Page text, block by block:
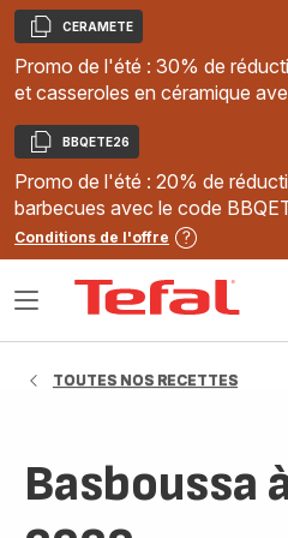
Copier
CERAMETE
Promo de l'été : 30% de
et casseroles en céramique
Copier
BBQETE26
Promo de l'été : 20% de
barbecues avec le code
Conditions de l'offre
Ouvrir
TOUTES NOS RECETTES
Basboussa